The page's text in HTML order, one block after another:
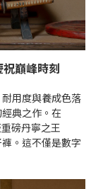
巔峰時刻
用度與養成色落
典之作。在
磅丹寧之王
。這不僅是數字